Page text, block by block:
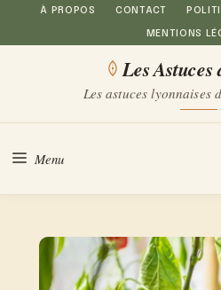
Aller
au
À PROPOS CONTACT
MENTIONS
Les
Les astuces lyonnaises
Menu